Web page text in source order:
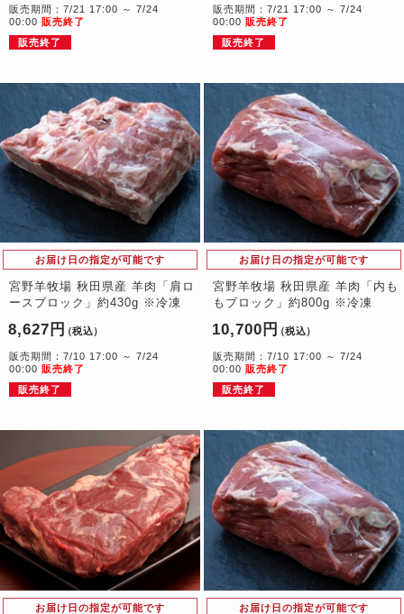
販売期間：7/21 17:00 ～ 7/24
00:00 販売終了
販売終了
販売期間：7/21 17:00 ～ 7/24
00:00 販売終了
販売終了
お届け日の指定が可能です
宮野羊牧場 秋田県産 羊肉「肩ロ
ースブロック」約430g ※冷凍
8,627円 （税込）
販売期間：7/10 17:00 ～ 7/24
00:00 販売終了
販売終了
お届け日の指定が可能です
宮野羊牧場 秋田県産 羊肉「内も
もブロック」約800g ※冷凍
10,700円 （税込）
販売期間：7/10 17:00 ～ 7/24
00:00 販売終了
販売終了
お届け日の指定が可能です お届け日の指定が可能です